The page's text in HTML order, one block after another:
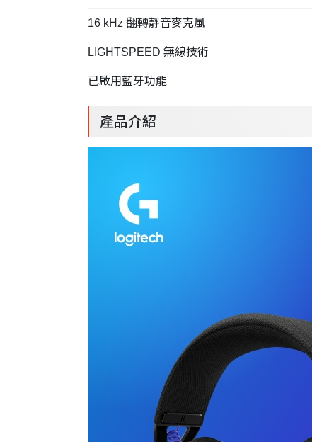
16 kHz 翻轉靜音麥克風
LIGHTSPEED 無線技術
已啟用藍牙功能
產品介紹